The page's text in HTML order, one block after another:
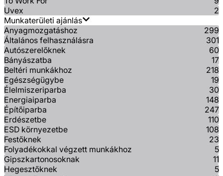
Uvex
2
Munkaterületi ajánlás
Anyagmozgatáshoz
299
Általános felhasználásra
301
Autószerelőknek
60
Bányászatba
17
Beltéri munkákhoz
218
Egészségügybe
19
Élelmiszeriparba
30
Energiaiparba
148
Építőiparba
247
Erdészetbe
110
ESD környezetbe
108
Festőknek
23
Folyadékokkal végzett munkákhoz
5
Gipszkartonosoknak
11
Hegesztőknek
5